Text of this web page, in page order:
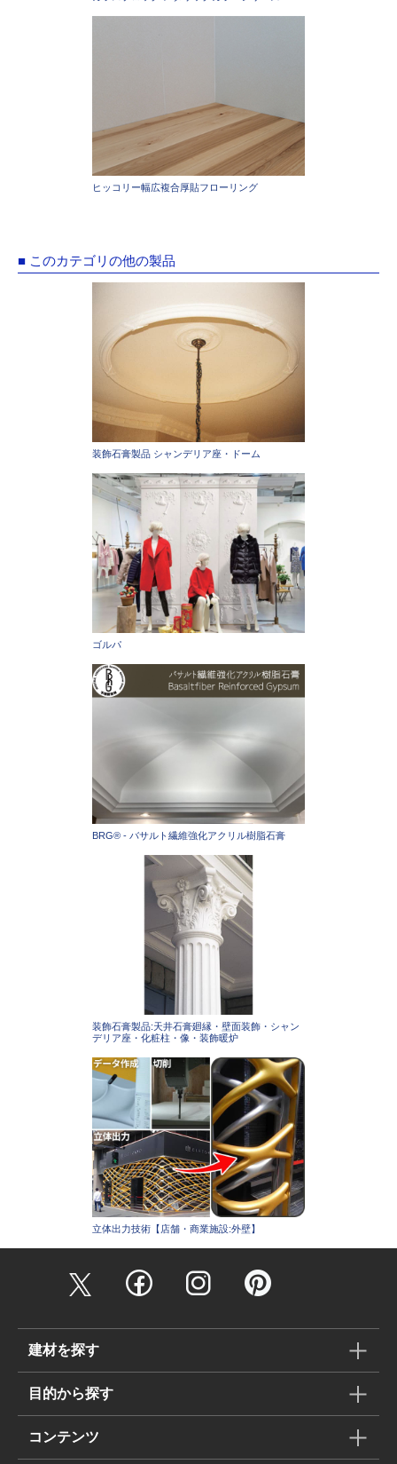
ヒッコリー幅広複合厚貼フローリング
■ このカテゴリの他の製品
装飾石膏製品 シャンデリア座・ドーム
ゴルパ
BRG® - バサルト繊維強化アクリル樹脂石膏
装飾石膏製品:天井石膏廻縁・壁面装飾・シャン
デリア座・化粧柱・像・装飾暖炉
立体出力技術【店舗・商業施設:外壁】
建材を探す
目的から探す
コンテンツ